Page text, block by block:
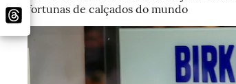
fortunas de calçados do mundo